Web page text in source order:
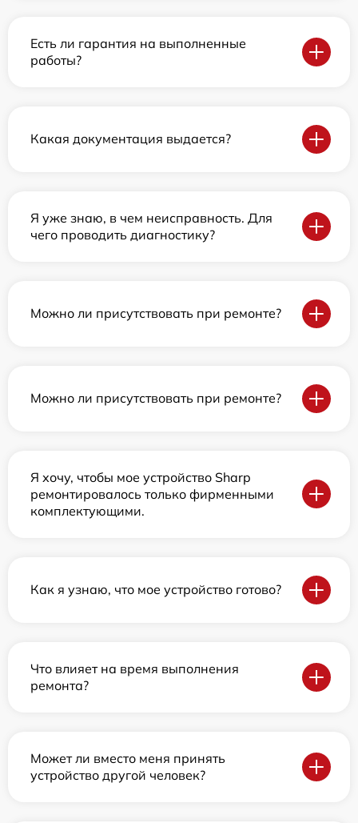
Есть ли гарантия на выполненные
работы?
Какая документация выдается?
Я уже знаю, в чем неисправность. Для
чего проводить диагностику?
Можно ли присутствовать при ремонте?
Можно ли присутствовать при ремонте?
Я хочу, чтобы мое устройство Sharp
ремонтировалось только фирменными
комплектующими.
Как я узнаю, что мое устройство готово?
Что влияет на время выполнения
ремонта?
Может ли вместо меня принять
устройство другой человек?